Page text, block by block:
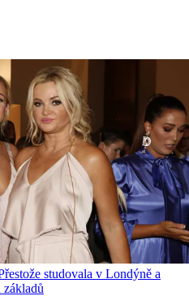
studovala v Londýně a
základů